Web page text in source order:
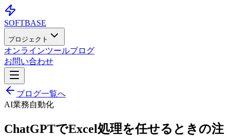
SOFTBASE
プロジェクト
オンラインツールブログ
お問い合わせ
ブログ一覧へ
AI業務自動化
ChatGPTでExcel処理を任せるときの注